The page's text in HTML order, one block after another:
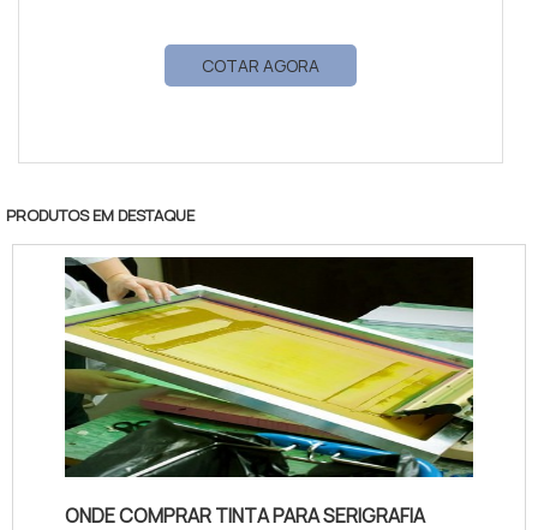
COTAR AGORA
PRODUTOS EM DESTAQUE
ONDE COMPRAR TINTA PARA SERIGRAFIA